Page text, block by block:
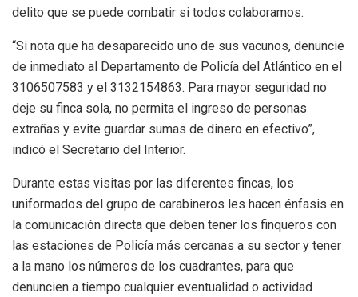
delito que se puede combatir si todos colaboramos.
“Si nota que ha desaparecido uno de sus vacunos, denuncie
de inmediato al Departamento de Policía del Atlántico en el
3106507583 y el 3132154863. Para mayor seguridad no
deje su finca sola, no permita el ingreso de personas
extrañas y evite guardar sumas de dinero en efectivo”,
indicó el Secretario del Interior.
Durante estas visitas por las diferentes fincas, los
uniformados del grupo de carabineros les hacen énfasis en
la comunicación directa que deben tener los finqueros con
las estaciones de Policía más cercanas a su sector y tener
a la mano los números de los cuadrantes, para que
denuncien a tiempo cualquier eventualidad o actividad